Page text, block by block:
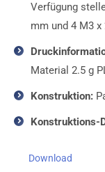
Verfügung
mm und 4 M3
Material 2.5 g
Konstruktion:
Konstruktions-
Download